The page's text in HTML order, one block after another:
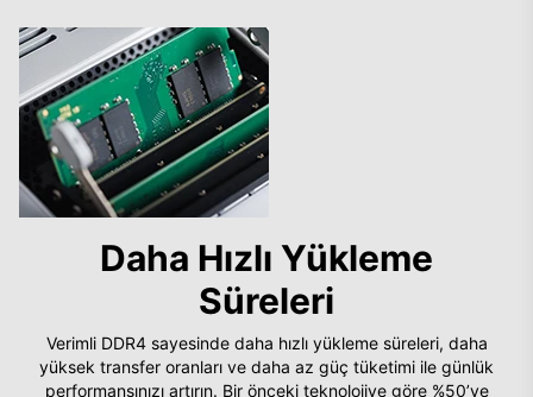
Daha Hızlı Yükleme
Süreleri
Verimli DDR4 sayesinde daha hızlı yükleme süreleri, daha
yüksek transfer oranları ve daha az güç tüketimi ile günlük
performansınızı artırın. Bir önceki teknolojiye göre %50’ye